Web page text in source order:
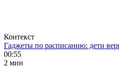
Контекст
Гаджеты по расписанию: дети
00:55
2 мин